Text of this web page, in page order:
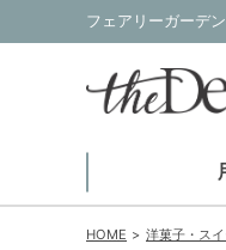
フェアリーガーデ
HOME 洋菓子・ス